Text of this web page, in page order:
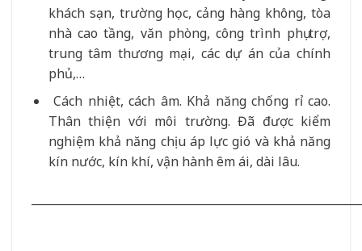
khách sạn, trường học, cảng hàng không, tòa
nhà cao tầng, văn phòng, công trình phụ trợ,
trung tâm thương mại, các dự án của chính
phủ,…
Cách nhiệt, cách âm. Khả năng chống rỉ cao.
Thân thiện với môi trường. Đã được kiểm
nghiệm khả năng chịu áp lực gió và khả năng
kín nước, kín khí, vận hành êm ái, dài lâu.